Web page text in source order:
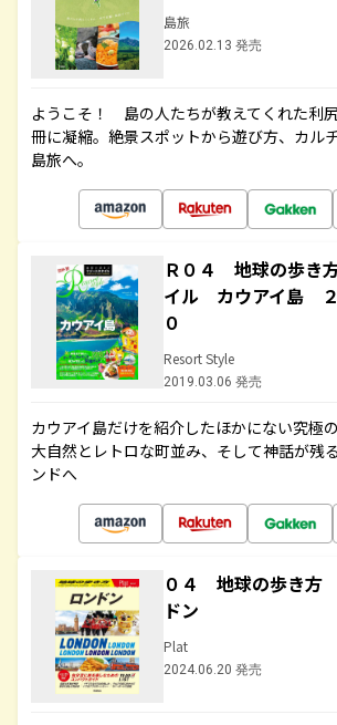
島旅
2026.02.13 発売
ようこそ！ 島の人たちが教えてくれた利
冊に凝縮。絶景スポットから遊び方、カル
島旅へ。
Ｒ０４ 地球の歩き
イル カウアイ島 ２
０
Resort Style
2019.03.06 発売
カウアイ島だけを紹介したほかにない究極
大自然とレトロな町並み、そして神話が残
ンドへ
０４ 地球の歩き
ドン
Plat
2024.06.20 発売